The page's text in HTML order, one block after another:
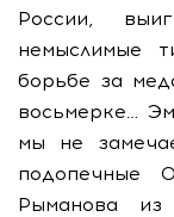
России,
немыслимые
борьбе за
восьмерке…
мы не
подопечные
Рыманова